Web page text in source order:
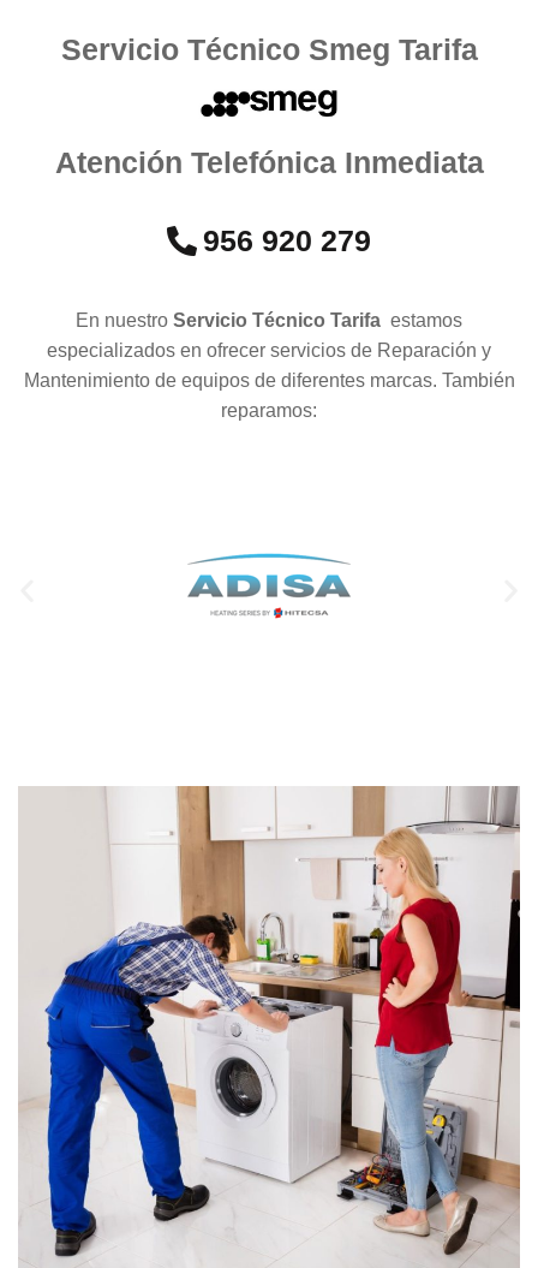
Servicio Técnico Smeg Tarifa
Atención Telefónica Inmediata
956 920 279
En nuestro Servicio Técnico Tarifa estamos
especializados en ofrecer servicios de Reparación y
Mantenimiento de equipos de diferentes marcas. También
reparamos: